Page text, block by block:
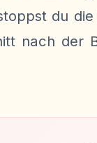
du
nach der